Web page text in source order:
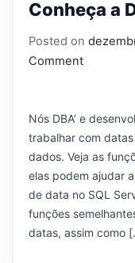
Conheça a
Posted on
Comment
Nós DBA’ e
trabalhar com
dados. Veja as
elas podem ajudar
de data no SQL
funções
datas, assim como